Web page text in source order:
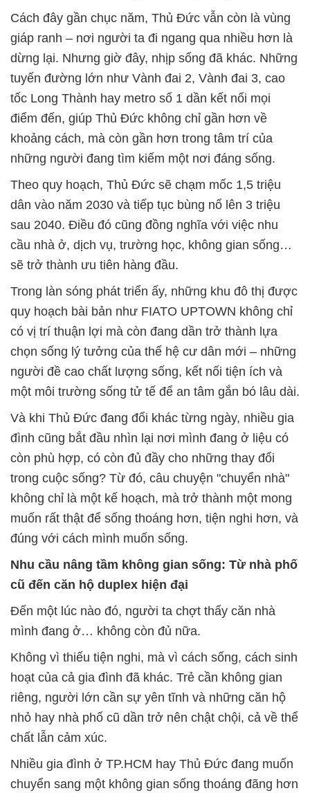
Cách đây gần chục năm, Thủ Đức vẫn còn là vùng
giáp ranh – nơi người ta đi ngang qua nhiều hơn là
dừng lại. Nhưng giờ đây, nhịp sống đã khác. Những
tuyến đường lớn như Vành đai 2, Vành đai 3, cao
tốc Long Thành hay metro số 1 dần kết nối mọi
điểm đến, giúp Thủ Đức không chỉ gần hơn về
khoảng cách, mà còn gần hơn trong tâm trí của
những người đang tìm kiếm một nơi đáng sống.
Theo quy hoạch, Thủ Đức sẽ chạm mốc 1,5 triệu
dân vào năm 2030 và tiếp tục bùng nổ lên 3 triệu
sau 2040. Điều đó cũng đồng nghĩa với việc nhu
cầu nhà ở, dịch vụ, trường học, không gian sống…
sẽ trở thành ưu tiên hàng đầu.
Trong làn sóng phát triển ấy, những khu đô thị được
quy hoạch bài bản như FIATO UPTOWN không chỉ
có vị trí thuận lợi mà còn đang dần trở thành lựa
chọn sống lý tưởng của thế hệ cư dân mới – những
người đề cao chất lượng sống, kết nối tiện ích và
một môi trường sống tử tế để an tâm gắn bó lâu dài.
Và khi Thủ Đức đang đổi khác từng ngày, nhiều gia
đình cũng bắt đầu nhìn lại nơi mình đang ở liệu có
còn phù hợp, có còn đủ đầy cho những thay đổi
trong cuộc sống? Từ đó, câu chuyện "chuyển nhà"
không chỉ là một kế hoạch, mà trở thành một mong
muốn rất thật để sống thoáng hơn, tiện nghi hơn, và
đúng với cách mình muốn sống.
Nhu cầu nâng tầm không gian sống: Từ nhà phố
cũ đến căn hộ duplex hiện đại
Đến một lúc nào đó, người ta chợt thấy căn nhà
mình đang ở… không còn đủ nữa.
Không vì thiếu tiện nghi, mà vì cách sống, cách sinh
hoạt của cả gia đình đã khác. Trẻ cần không gian
riêng, người lớn cần sự yên tĩnh và những căn hộ
nhỏ hay nhà phố cũ dần trở nên chật chội, cả về thể
chất lẫn cảm xúc.
Nhiều gia đình ở TP.HCM hay Thủ Đức đang muốn
chuyển sang một không gian sống thoáng đãng hơn